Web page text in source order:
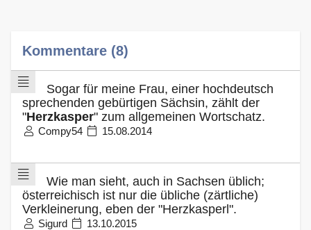
Kommentare (8)
Sogar für meine Frau, einer hochdeutsch
sprechenden gebürtigen Sächsin, zählt der
"Herzkasper" zum allgemeinen Wortschatz.
Compy54 15.08.2014
Wie man sieht, auch in Sachsen üblich;
österreichisch ist nur die übliche (zärtliche)
Verkleinerung, eben der "Herzkasperl".
Sigurd 13.10.2015